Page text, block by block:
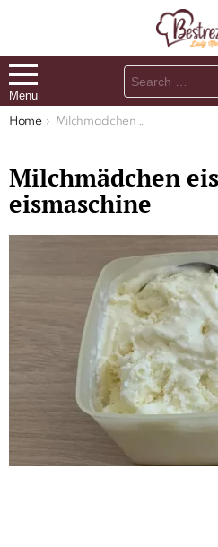
Menu
Search
for:
You are here:
Home Milchmädchen eis ohne eismaschine
Milchmädchen
eismaschine